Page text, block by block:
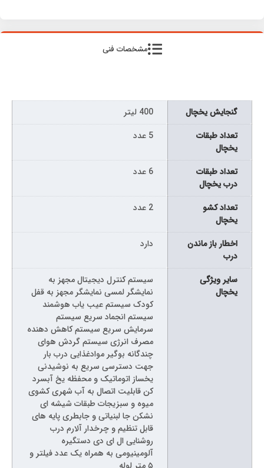
مشخصات فنی
گنجایش یخچال
400 لیتر
تعداد طبقات
یخچال
5 عدد
تعداد طبقات
درب یخچال
6 عدد
تعداد کشو
یخچال
2 عدد
اخطار باز ماندن
درب
دارد
سایر ویژگی
یخچال
سیستم کنترل دیجیتال مجهز به
نمایشگر لمسی نمایشگر مجهز به قفل
کودک سیستم عیب یاب هوشمند
سیستم انجماد سریع سیستم
سرمایش سریع سیستم کاهش دهنده
مصرف انرژی سیستم گردش هوای
چندگانه بوگیر موادغذایی درب بار
جهت دسترسی سریع به نوشیدنی
یخساز اتوماتیک و محفظه یخ آبسرد
کن قابلیت اتصال به آب شهری کشوی
میوه و سبزیجات طبقات شیشه ای
نشکن جا لبنیاتی و جابطری پایه های
قابل تنظیم و چرخدار آلارم درب
روشنایی ال ای دی دستگیره
آلومینیومی به همراه یک عدد فیلتر و